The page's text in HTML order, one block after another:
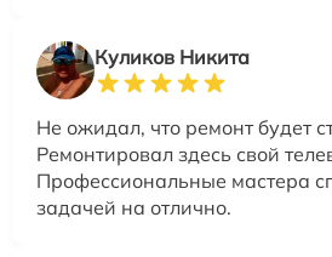
Куликов Никита
Не ожидал, что ремонт будет
Ремонтировал здесь свой
Профессиональные мастера
задачей на отлично.